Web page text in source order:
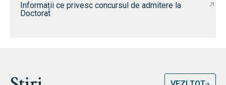
Informații ce privesc concursul de admitere la
Doctorat